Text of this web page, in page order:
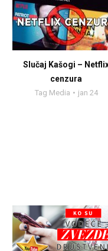
Slučaj Kašogi –
cenzura
Tag Media jan 24